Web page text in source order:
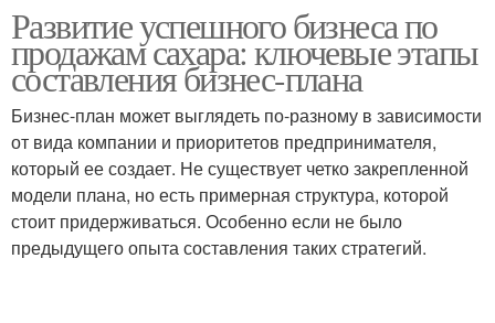
Развитие успешного бизнеса по
продажам сахара: ключевые этапы
составления бизнес-плана
Бизнес-план может выглядеть по-разному в зависимости
от вида компании и приоритетов предпринимателя,
который ее создает. Не существует четко закрепленной
модели плана, но есть примерная структура, которой
стоит придерживаться. Особенно если не было
предыдущего опыта составления таких стратегий.